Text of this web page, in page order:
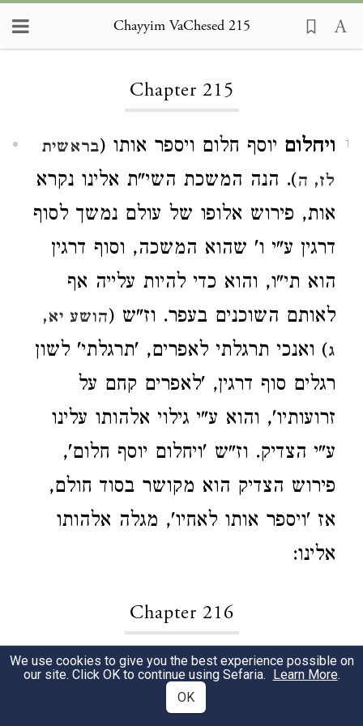
Chayyim VaChesed 215
Chapter 215
1 ויחלום יוסף חלום ויספר אותו (בראשית
לז, ה). הנה המשכת השי"ת אלינו נקרא
אות, פירוש אלופו של עולם נמשך לסוף
דרגין ע"י ו' שהוא המשכה, וסוף דרגין
הוא תי"ו, והוא כדי להיות עלייה אף
לאותם השוכנים בעפר. וז"ש (הושע יא,
ג) ואנכי תרגלתי לאפרים, 'תרגלתי' לשון
רגלים סוף דרגין, 'לאפרים קחם על
זרועותיו', והוא ע"י גילוי אלהותו עלינו
ע"י הצדיק. וז"ש 'ויחלום יוסף חלום',
פירוש הצדיק הוא מקושר בסוד חולם,
אז 'ויספר אותו לאחיו', מגלה אלהותו
אלינו:
Chapter 216
1 מהנעשה לאחותינו (שה"ש ח, ח). פירוש
כשאדם נעשה כח 'מה' לפניו, שהוא
We use cookies to give you the best experience possible on
our site. Click OK to continue using Sefaria. Learn More.
OK